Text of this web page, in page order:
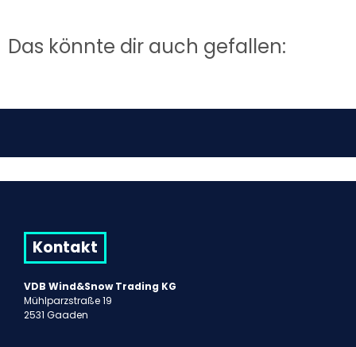
Das könnte dir auch gefallen:
Kontakt
VDB Wind&Snow Trading KG
Mühlparzstraße 19
2531 Gaaden